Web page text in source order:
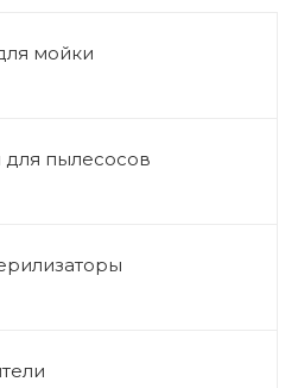
мойки
для пылесосов